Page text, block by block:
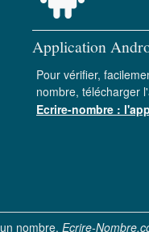
Application
Pour vérifier,
nombre, télécharger
Ecrire-nombre :
nombre. Ecrire-